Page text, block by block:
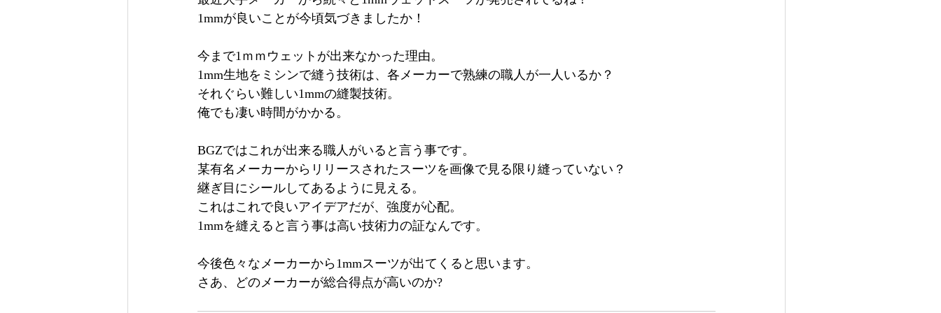
1mmが良いことが今頃気づきましたか！
今まで1ｍｍウェットが出来なかった理由。
1mm生地をミシンで縫う技術は、各メーカーで熟練の職人が一人いるか？
それぐらい難しい1mmの縫製技術。
俺でも凄い時間がかかる。
BGZではこれが出来る職人がいると言う事です。
某有名メーカーからリリースされたスーツを画像で見る限り縫っていない？
継ぎ目にシールしてあるように見える。
これはこれで良いアイデアだが、強度が心配。
1mmを縫えると言う事は高い技術力の証なんです。
今後色々なメーカーから1mmスーツが出てくると思います。
さあ、どのメーカーが総合得点が高いのか?